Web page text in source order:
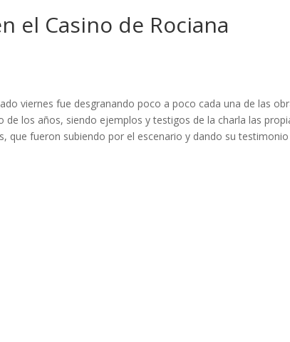
el Casino de Rociana
viernes fue desgranando poco a poco cada una de las
los años, siendo ejemplos y testigos de la charla las
que fueron subiendo por el escenario y dando su